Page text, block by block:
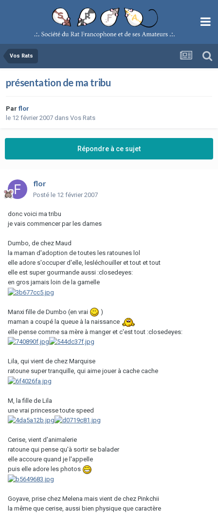
Vos Rats
présentation de ma tribu
Par flor
le 12 février 2007 dans Vos Rats
Répondre à ce sujet
flor
Posté le 12 février 2007
donc voici ma tribu
je vais commencer par les dames
Dumbo, de chez Maud
la maman d'adoption de toutes les ratounes lol
elle adore s'occuper d'elle, lesléchouiller et tout et tout
elle est super gourmande aussi :closedeyes:
en gros jamais loin de la gamelle
Manxi fille de Dumbo (en vrai
)
maman a coupé la queue à la naissance
elle pense comme sa mère à manger et c'est tout :closedeyes:
Lila, qui vient de chez Marquise
ratoune super tranquille, qui aime jouer à cache cache
M, la fille de Lila
une vrai princesse toute speed
Cerise, vient d'animalerie
ratoune qui pense qu'à sortir se balader
elle accoure quand je l'appelle
puis elle adore les photos
Goyave, prise chez Melena mais vient de chez Pinkchii
la même que cerise, aussi bien physique que caractère